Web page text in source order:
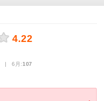
4.22
| 6月:107